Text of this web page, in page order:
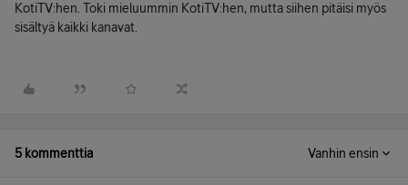
KotiTV:hen. Toki mieluummin KotiTV:hen, mutta siihen pitäisi myös
sisältyä kaikki kanavat.
5 kommenttia Vanhin ensin